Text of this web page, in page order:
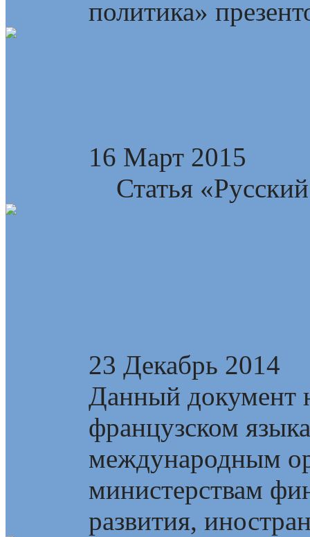
политика»
16 Март 2015
Статья
23 Декабрь 2014
Данный документ
французском
международным
министерствам
развития,